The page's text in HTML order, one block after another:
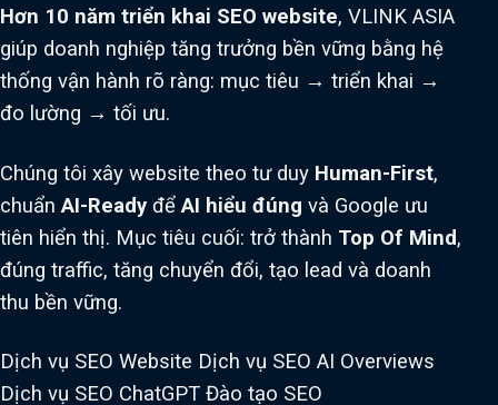
Hơn 10 năm triển khai SEO website, VLINK ASIA
giúp doanh nghiệp tăng trưởng bền vững bằng hệ
thống vận hành rõ ràng: mục tiêu → triển khai →
đo lường → tối ưu.
Chúng tôi xây website theo tư duy Human-First,
chuẩnAI-Ready đểAI hiểu đúng và Google ưu
tiên hiển thị. Mục tiêu cuối: trở thành Top Of Mind,
đúng traffic, tăng chuyển đổi, tạo lead và doanh
thu bền vững.
Dịch vụ SEO Website Dịch vụ SEO AI Overviews
Dịch vụ SEO ChatGPT Đào tạo SEO